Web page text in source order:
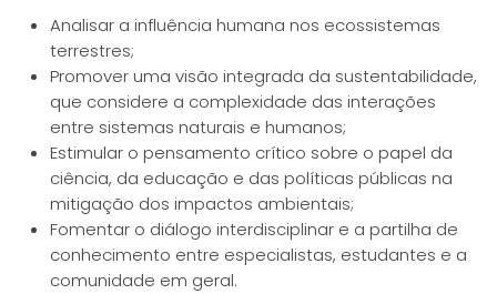
Analisar a influência humana nos ecossistemas
terrestres;
Promover uma visão integrada da sustentabilidade,
que considere a complexidade das interações
entre sistemas naturais e humanos;
Estimular o pensamento crítico sobre o papel da
ciência, da educação e das políticas públicas na
mitigação dos impactos ambientais;
Fomentar o diálogo interdisciplinar e a partilha de
conhecimento entre especialistas, estudantes e a
comunidade em geral.